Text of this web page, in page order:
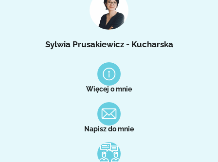
Sylwia Prusakiewicz - Kucharska
Więcej o mnie
Napisz do mnie